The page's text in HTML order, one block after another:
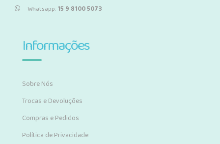
Whatsapp:15 9 8100 5073
Informações
Sobre Nós
Trocas e Devoluções
Compras e Pedidos
Política de Privacidade